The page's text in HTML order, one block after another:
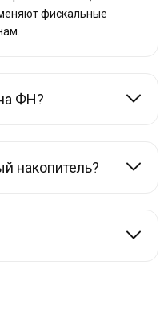
фискальные
ФН?
накопитель?